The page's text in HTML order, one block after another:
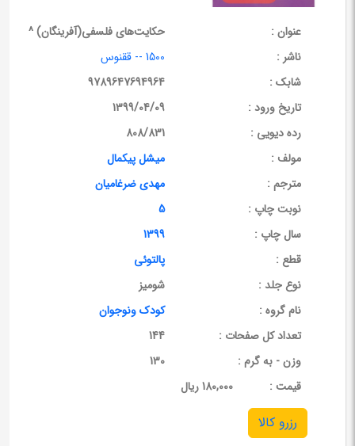
عنوان :
حکایت‌های فلسفی(آفرینگان) ^
ناشر :
1500 -- ققنوس
شابک :
9789647694964
تاریخ ورود :
1399/04/09
رده دیویی :
808/831
مولف :
میشل پیکمال
مترجم :
مهدی ضرغامیان
نوبت چاپ :
5
سال چاپ :
1399
قطع :
پالتوئی
نوع جلد :
شومیز
نام گروه :
کودک ونوجوان
تعداد کل صفحات :
144
وزن - به گرم :
130
قيمت :
180,000 ریال
رزرو کالا